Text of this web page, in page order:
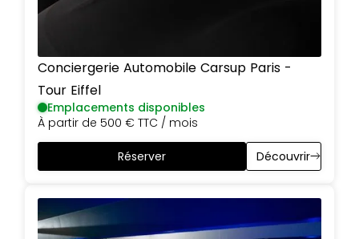
Conciergerie Automobile Carsup Paris -
Tour Eiffel
Emplacements disponibles
À partir de 500 € TTC / mois
Réserver Découvrir